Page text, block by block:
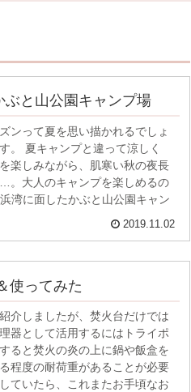
と山公園キャンプ場
ンって夏を思い描かれるでしょ
。 夏キャンプと違って涼しく
楽しみながら、肌寒い秋の夜長
。大人のキャンプを楽しめるの
湾に面したかぶと山公園キャン
2019.11.02
使ってみた
介しましたが、焚火台だけでは
器として活用するにはトライポ
ると焚火の炎の上に鍋や飯盒を
程度の耐荷重があることが必要
ていたら、これまたお手頃なお